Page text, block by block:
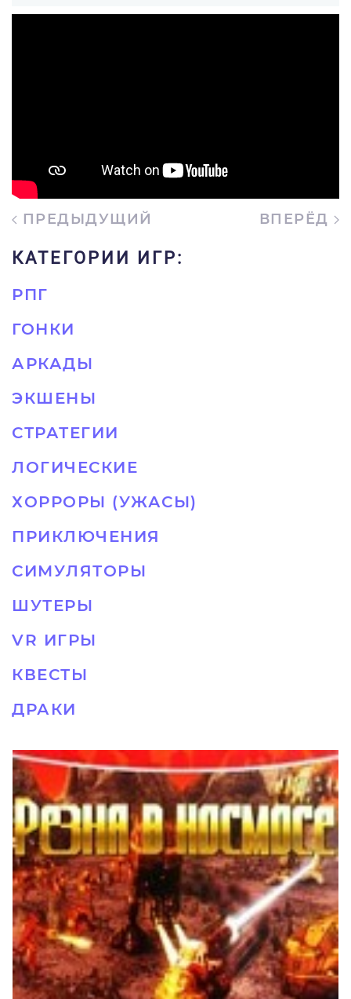
ПРЕДЫДУЩИЙ ВПЕРЁД
КАТЕГОРИИ ИГР:
РПГ
ГОНКИ
АРКАДЫ
ЭКШЕНЫ
СТРАТЕГИИ
ЛОГИЧЕСКИЕ
ХОРРОРЫ (УЖАСЫ)
ПРИКЛЮЧЕНИЯ
СИМУЛЯТОРЫ
ШУТЕРЫ
VR ИГРЫ
КВЕСТЫ
ДРАКИ